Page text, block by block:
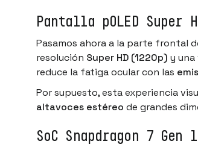
Pantalla pOLED Super
Pasamos ahora a la parte frontal
resolución Super HD (1220p) y
reduce la fatiga ocular con las
Por supuesto, esta experiencia
altavoces estéreo de grandes
SoC Snapdragon 7